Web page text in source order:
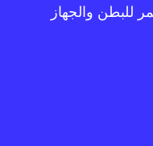
للبطن والجهاز